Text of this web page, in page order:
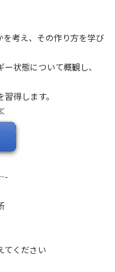
考え、その作り方を学び
状態について概観し、
得します。
ください